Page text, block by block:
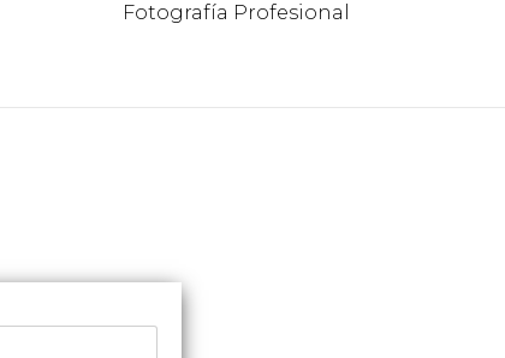
Fotografía Profesional